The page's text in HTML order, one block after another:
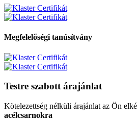
Megfelelőségi tanúsítvány
Testre szabott árajánlat
Kötelezettség nélküli árajánlat az Ön
acélcsarnokra